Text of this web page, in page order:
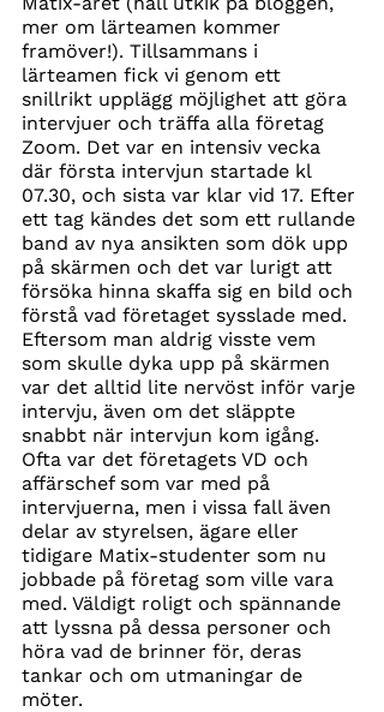
mer om lärteamen kommer
framöver!). Tillsammans i
lärteamen fick vi genom ett
snillrikt upplägg möjlighet att göra
intervjuer och träffa alla företag
Zoom. Det var en intensiv vecka
där första intervjun startade kl
07.30, och sista var klar vid 17. Efter
ett tag kändes det som ett rullande
band av nya ansikten som dök upp
på skärmen och det var lurigt att
försöka hinna skaffa sig en bild och
förstå vad företaget sysslade med.
Eftersom man aldrig visste vem
som skulle dyka upp på skärmen
var det alltid lite nervöst inför varje
intervju, även om det släppte
snabbt när intervjun kom igång.
Ofta var det företagets VD och
affärschef som var med på
intervjuerna, men i vissa fall även
delar av styrelsen, ägare eller
tidigare Matix-studenter som nu
jobbade på företag som ville vara
med. Väldigt roligt och spännande
att lyssna på dessa personer och
höra vad de brinner för, deras
tankar och om utmaningar de
möter.